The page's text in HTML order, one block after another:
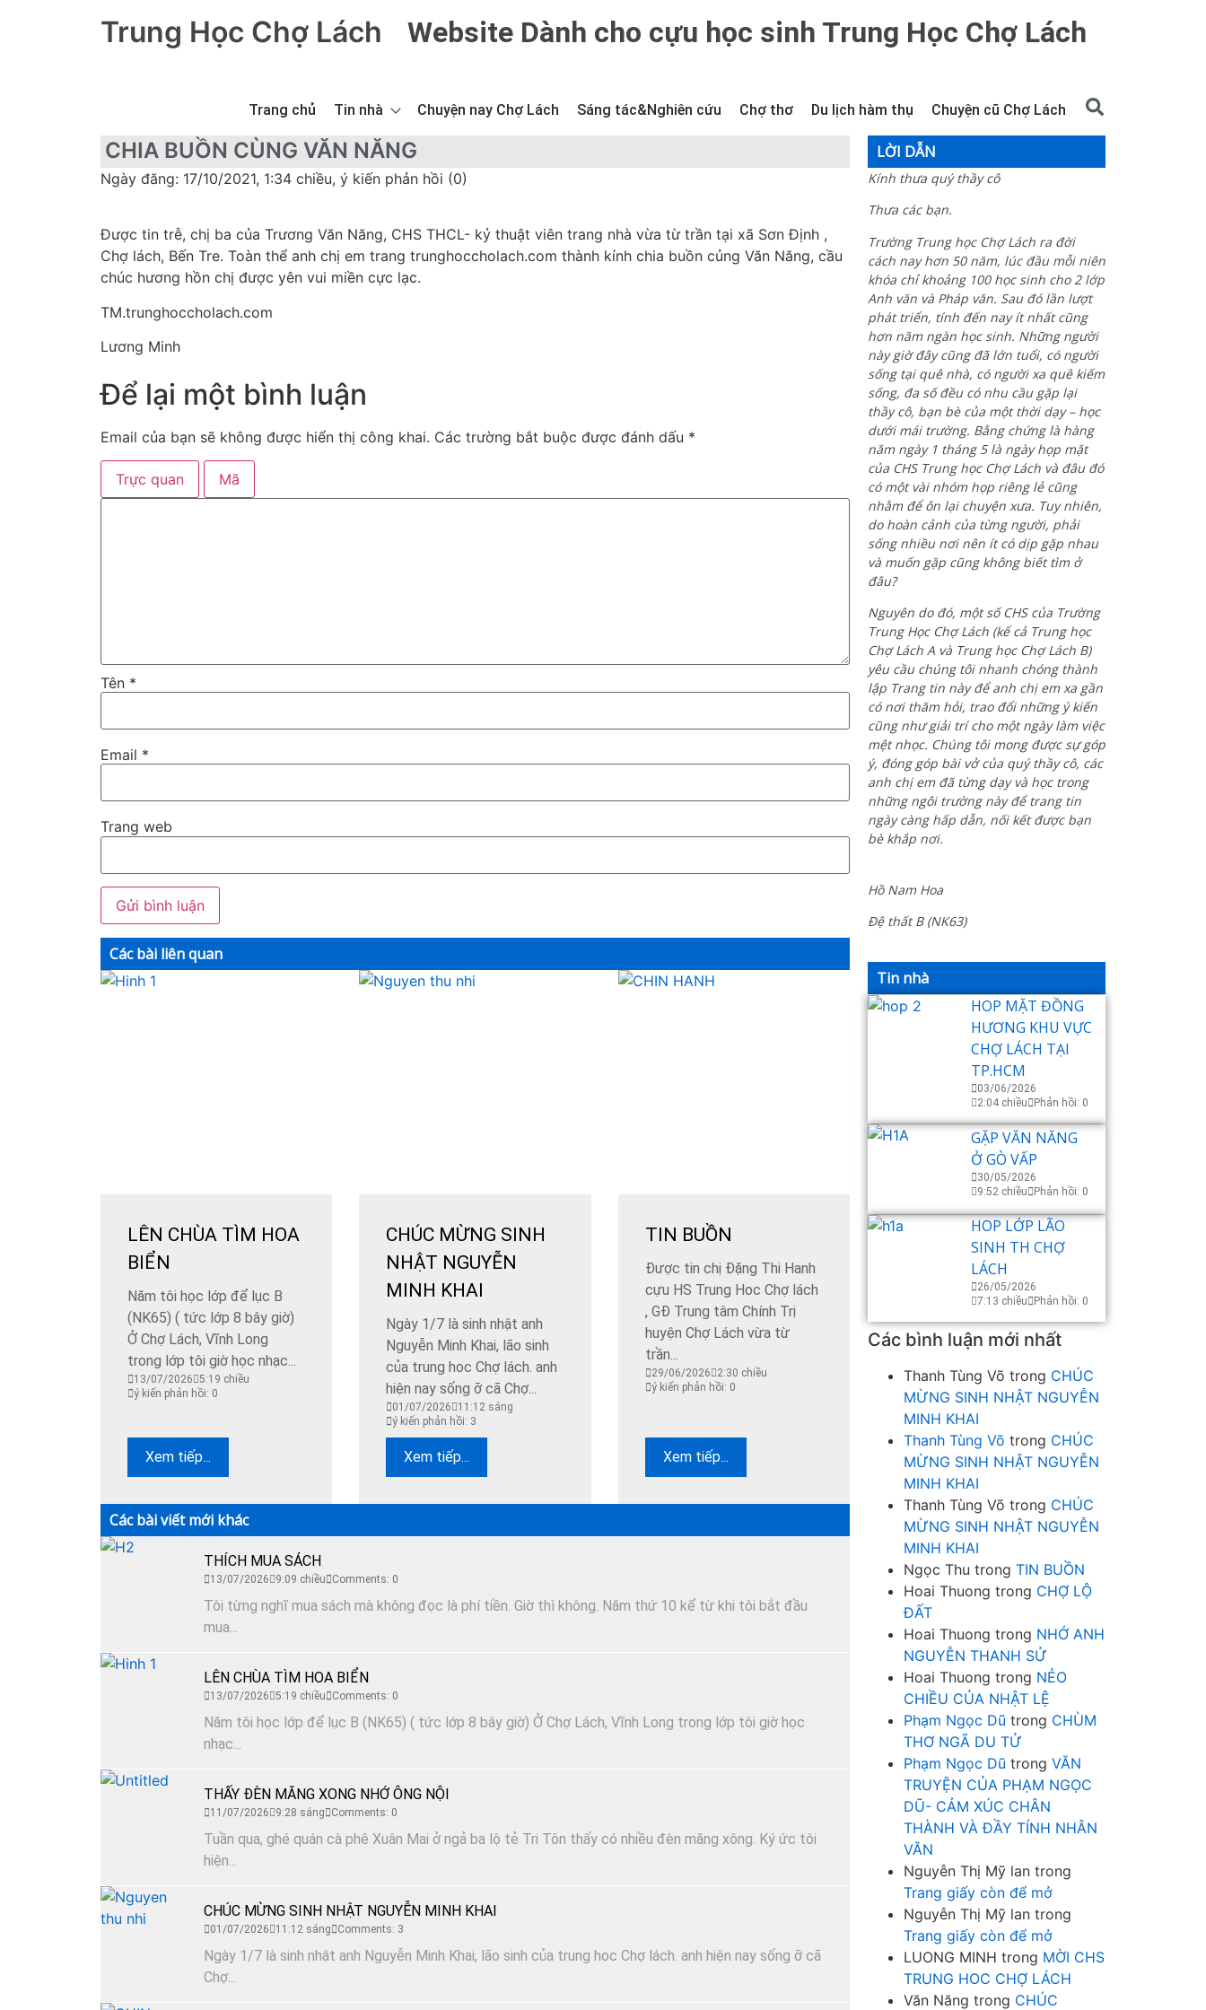
Trung Học Chợ Lách Website Dành cho cựu học sinh Trung Học Chợ Lách
Trang chủ Tin nhà Chuyện nay Chợ Lách Sáng tác&Nghiên cứu Chợ thơ Du lịch hàm thụ Chuyện cũ Chợ Lách
CHIA BUỒN CÙNG VĂN NĂNG
Ngày đăng: 17/10/2021, 1:34 chiều, ý kiến phản hồi (0)
Được tin trễ, chị ba của Trương Văn Năng, CHS THCL- kỷ thuật viên trang nhà vừa từ trần tại xã Sơn Định ,
Chợ lách, Bến Tre. Toàn thể anh chị em trang trunghoccholach.com thành kính chia buồn củng Văn Năng, cầu
chúc hương hồn chị được yên vui miền cực lạc.
TM.trunghoccholach.com
Lương Minh
Để lại một bình luận
Email của bạn sẽ không được hiển thị công khai. Các trường bắt buộc được đánh dấu *
Trực quan Mã
Tên *
Email *
Trang web
Các bài liên quan
LÊN CHÙA TÌM HOA
BIỂN
Năm tôi học lớp để lục B
(NK65) ( tức lớp 8 bây giờ)
Ở Chợ Lách, Vĩnh Long
trong lớp tôi giờ học nhạc...
13/07/2026
5:19 chiều
ý kiến phản hồi: 0
Xem tiếp...
CHÚC MỪNG SINH
NHẬT NGUYỄN
MINH KHAI
Ngày 1/7 là sinh nhật anh
Nguyễn Minh Khai, lão sinh
của trung hoc Chợ lách. anh
hiện nay sống ỡ cã Chợ...
01/07/2026
11:12 sáng
ý kiến phản hồi: 3
Xem tiếp...
TIN BUỒN
Được tin chị Đặng Thi Hanh
cựu HS Trung Hoc Chợ lách
, GĐ Trung tâm Chính Trị
huyện Chợ Lách vừa từ
trần...
29/06/2026
2:30 chiều
ý kiến phản hồi: 0
Xem tiếp...
Các bài viết mới khác
THÍCH MUA SÁCH
13/07/2026 9:09 chiều Comments: 0
Tôi từng nghĩ mua sách mà không đọc là phí tiền. Giờ thì không. Năm thứ 10 kể từ khi tôi bắt đầu
mua...
LÊN CHÙA TÌM HOA BIỂN
13/07/2026 5:19 chiều Comments: 0
Năm tôi học lớp để lục B (NK65) ( tức lớp 8 bây giờ) Ở Chợ Lách, Vĩnh Long trong lớp tôi giờ học
nhạc...
THẤY ĐÈN MĂNG XONG NHỚ ÔNG NỘI
11/07/2026 9:28 sáng Comments: 0
Tuần qua, ghé quán cà phê Xuân Mai ở ngả ba lộ tẻ Tri Tôn thấy có nhiều đèn măng xông. Ký ức tôi
hiện...
CHÚC MỪNG SINH NHẬT NGUYỄN MINH KHAI
01/07/2026 11:12 sáng Comments: 3
Ngày 1/7 là sinh nhật anh Nguyễn Minh Khai, lão sinh của trung hoc Chợ lách. anh hiện nay sống ỡ cã
Chợ...
LỜI DẪN
Kính thưa quý thầy cô
Thưa các bạn.
Trường Trung học Chợ Lách ra đời
cách nay hơn 50 năm, lúc đầu mỗi niên
khóa chỉ khoảng 100 học sinh cho 2 lớp
Anh văn và Pháp văn. Sau đó lần lượt
phát triển, tính đến nay ít nhất cũng
hơn năm ngàn học sinh. Những người
này giờ đây cũng đã lớn tuổi, có người
sống tại quê nhà, có người xa quê kiếm
sống, đa số đều có nhu cầu gặp lại
thầy cô, bạn bè của một thời dạy – học
dưới mái trường. Bằng chứng là hàng
năm ngày 1 tháng 5 là ngày họp mặt
của CHS Trung học Chợ Lách và đâu đó
có một vài nhóm họp riêng lẻ cũng
nhằm để ôn lại chuyện xưa. Tuy nhiên,
do hoàn cảnh của từng người, phải
sống nhiều nơi nên ít có dịp gặp nhau
và muốn gặp cũng không biết tìm ở
đâu?
Nguyên do đó, một số CHS của Trường
Trung Học Chợ Lách (kể cả Trung học
Chợ Lách A và Trung học Chợ Lách B)
yêu cầu chúng tôi nhanh chóng thành
lập Trang tin này để anh chị em xa gần
có nơi thăm hỏi, trao đổi những ý kiến
cũng như giải trí cho một ngày làm việc
mệt nhọc. Chúng tôi mong được sự góp
ý, đóng góp bài vở của quý thầy cô, các
anh chị em đã từng dạy và học trong
những ngôi trường này để trang tin
ngày càng hấp dẫn, nối kết được bạn
bè khắp nơi.
Hồ Nam Hoa
Đệ thất B (NK63)
Tin nhà
HOP MẶT ĐỒNG
HƯƠNG KHU VỰC
CHỢ LÁCH TẠI
TP.HCM
03/06/2026
2:04 chiều
Phản hồi: 0
GẶP VĂN NĂNG
Ở GÒ VẤP
30/05/2026
9:52 chiều
Phản hồi: 0
HOP LỚP LÃO
SINH TH CHỢ
LÁCH
26/05/2026
7:13 chiều
Phản hồi: 0
Các bình luận mới nhất
Thanh Tùng Võ trong CHÚC
MỪNG SINH NHẬT NGUYỄN
MINH KHAI
Thanh Tùng Võ trong CHÚC
MỪNG SINH NHẬT NGUYỄN
MINH KHAI
Thanh Tùng Võ trong CHÚC
MỪNG SINH NHẬT NGUYỄN
MINH KHAI
Ngọc Thu trong TIN BUỒN
Hoai Thuong trong CHỢ LỘ
ĐẤT
Hoai Thuong trong NHỚ ANH
NGUYỄN THANH SỬ
Hoai Thuong trong NẺO
CHIỀU CỦA NHẬT LỆ
Phạm Ngọc Dũ trong CHÙM
THƠ NGÃ DU TỬ
Phạm Ngọc Dũ trong VĂN
TRUYỆN CỦA PHẠM NGỌC
DŨ- CẢM XÚC CHÂN
THÀNH VÀ ĐẦY TÍNH NHÂN
VĂN
Nguyễn Thị Mỹ lan trong
Trang giấy còn để mở
Nguyễn Thị Mỹ lan trong
Trang giấy còn để mở
LUONG MINH trong MỜI CHS
TRUNG HOC CHỢ LÁCH
Văn Năng trong CHÚC